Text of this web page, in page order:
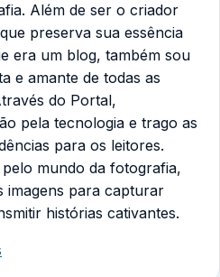
Além de ser o criador
preserva sua essência
era um blog, também sou
e amante de todas as
do Portal,
pela tecnologia e trago as
para os leitores.
mundo da fotografia,
imagens para capturar
histórias cativantes.